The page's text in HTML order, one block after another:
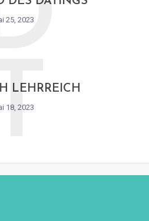
25, 2023
LEHRREICH
18, 2023